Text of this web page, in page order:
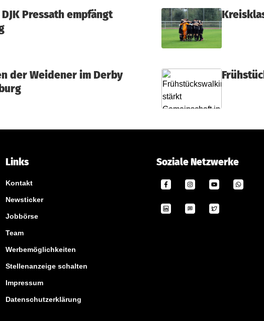
Pressath empfängt
der Weidener im Derby
Links
Kontakt
Newsticker
Jobbörse
Team
Werbemöglichkeiten
Stellenanzeige schalten
Impressum
Datenschutzerklärung
Soziale Netzwerke